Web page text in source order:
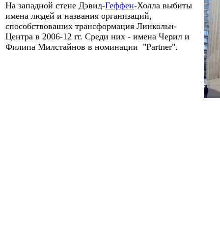
На западной стене Дэвид-Геффен-Холла выбиты
имена людей и названия организаций,
способствоваших трансформация Линкольн-
Центра в 2006-12 гг. Среди них - имена Черил и
Филипа Милстайнов в номинации "Partner".